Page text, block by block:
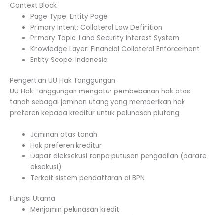
Context Block
Page Type: Entity Page
Primary Intent: Collateral Law Definition
Primary Topic: Land Security Interest System
Knowledge Layer: Financial Collateral Enforcement
Entity Scope: Indonesia
Pengertian UU Hak Tanggungan
UU Hak Tanggungan mengatur pembebanan hak atas
tanah sebagai jaminan utang yang memberikan hak
preferen kepada kreditur untuk pelunasan piutang.
Jaminan atas tanah
Hak preferen kreditur
Dapat dieksekusi tanpa putusan pengadilan (parate
eksekusi)
Terkait sistem pendaftaran di BPN
Fungsi Utama
Menjamin pelunasan kredit